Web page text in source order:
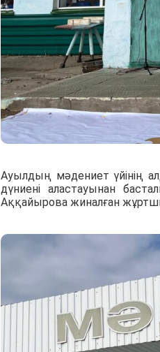
Ауылдың мәдениет үйінің
дүниені аластауынан
Аққайырова жиналған